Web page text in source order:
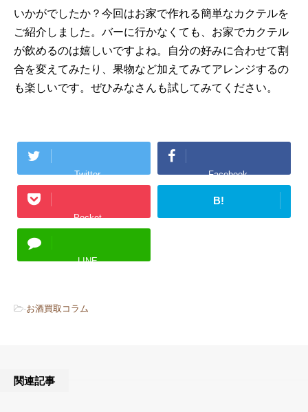
いかがでしたか？今回はお家で作れる簡単なカクテルを
ご紹介しました。バーに行かなくても、お家でカクテル
が飲めるのは嬉しいですよね。自分の好みに合わせて割
合を変えてみたり、果物など加えてみてアレンジするの
も楽しいです。ぜひみなさんも試してみてください。
Twitter Facebook
Pocket
B!
LINE
-お酒買取コラム
関連記事